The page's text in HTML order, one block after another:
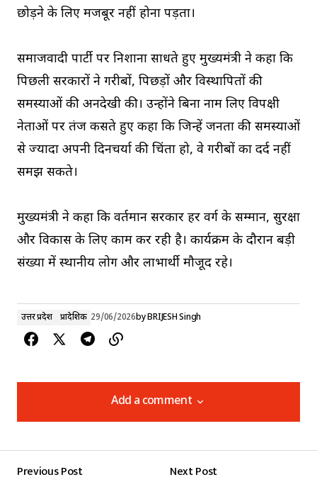
छोड़ने के लिए मजबूर नहीं होना पड़ता।
समाजवादी पार्टी पर निशाना साधते हुए मुख्यमंत्री ने कहा कि
पिछली सरकारों ने गरीबों, पिछड़ों और विस्थापितों की
समस्याओं की अनदेखी की। उन्होंने बिना नाम लिए विपक्षी
नेताओं पर तंज कसते हुए कहा कि जिन्हें जनता की समस्याओं
से ज्यादा अपनी दिनचर्या की चिंता हो, वे गरीबों का दर्द नहीं
समझ सकते।
मुख्यमंत्री ने कहा कि वर्तमान सरकार हर वर्ग के सम्मान, सुरक्षा
और विकास के लिए काम कर रही है। कार्यक्रम के दौरान बड़ी
संख्या में स्थानीय लोग और लाभार्थी मौजूद रहे।
उत्तर प्रदेश प्रादेशिक 29/06/2026byBRIJESH Singh
Add a comment
Add a comment
Previous Post
Next Post